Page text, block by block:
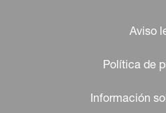
Aviso
Política de
Información